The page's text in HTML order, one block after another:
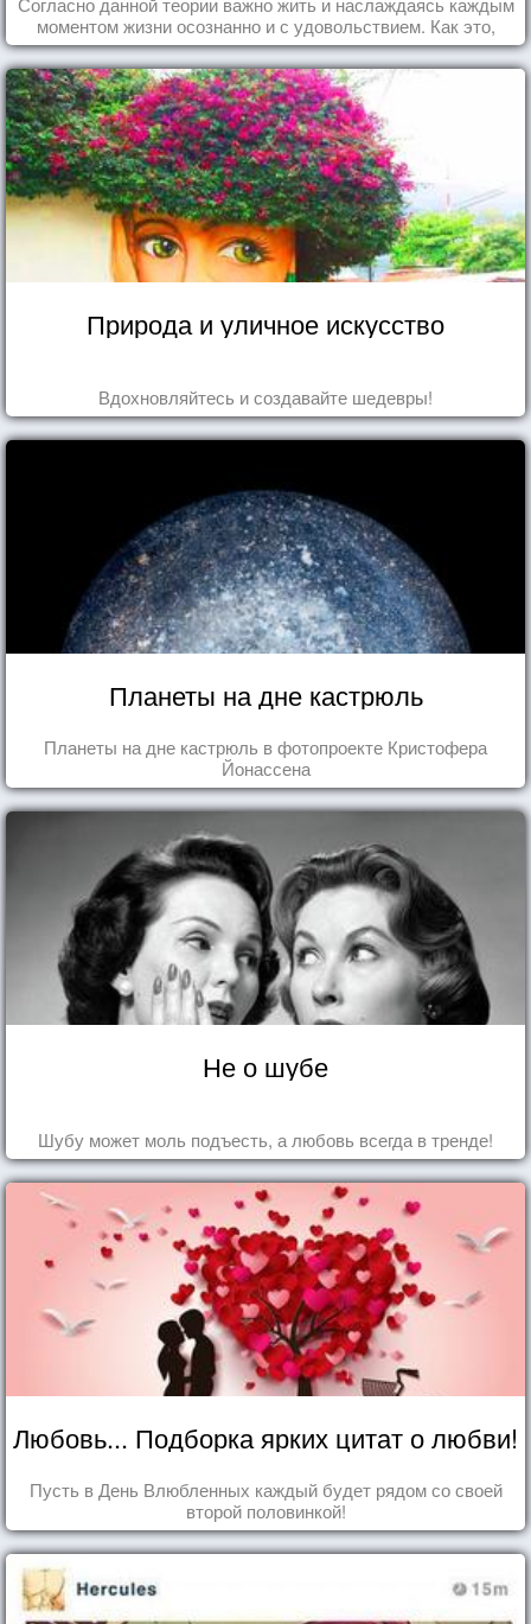
моментом жизни осознанно и с удовольствием. Как это,
попробуем разобраться на реальных примерах.
Природа и уличное искусство
Вдохновляйтесь и создавайте шедевры!
Планеты на дне кастрюль
Планеты на дне кастрюль в фотопроекте Кристофера
Йонассена
Не о шубе
Шубу может моль подъесть, а любовь всегда в тренде!
Любовь... Подборка ярких цитат о любви!
Пусть в День Влюбленных каждый будет рядом со своей
второй половинкой!